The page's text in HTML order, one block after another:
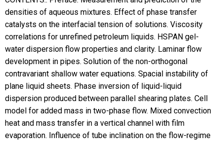
densities of aqueous mixtures. Effect of phase transfer
catalysts on the interfacial tension of solutions. Viscosity
correlations for unrefined petroleum liquids. HSPAN gel-
water dispersion flow properties and clarity. Laminar flow
development in pipes. Solution of the non-orthogonal
contravariant shallow water equations. Spacial instability of
plane liquid sheets. Phase inversion of liquid-liquid
dispersion produced between parallel shearing plates. Cell
model for added mass in two-phase flow. Mixed convection
heat and mass transfer in a vertical channel with film
evaporation. Influence of tube inclination on the flow-regime